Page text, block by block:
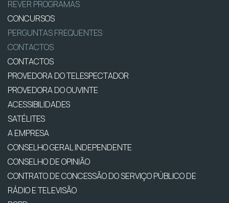
REVER PROGRAMAS
CONCURSOS
PERGUNTAS FREQUENTES
CONTACTOS
CONTACTOS
PROVEDORA DO TELESPECTADOR
PROVEDORA DO OUVINTE
ACESSIBILIDADES
SATÉLITES
A EMPRESA
CONSELHO GERAL INDEPENDENTE
CONSELHO DE OPINIÃO
CONTRATO DE CONCESSÃO DO SERVIÇO PÚBLICO DE
RÁDIO E TELEVISÃO